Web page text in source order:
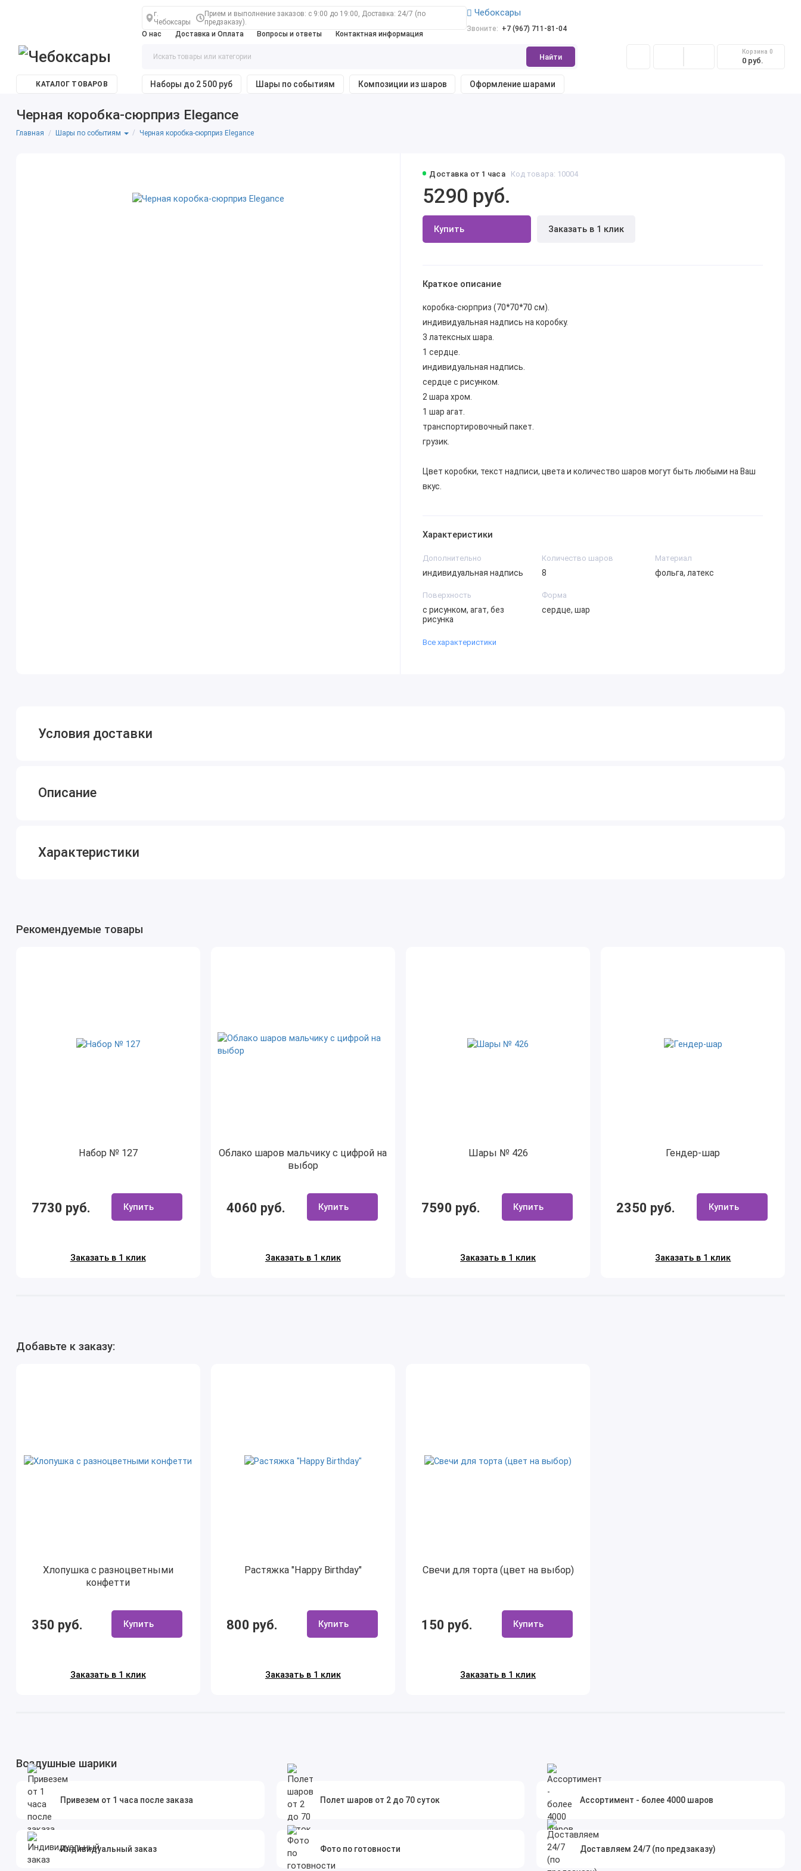
г.
Чебоксары
Прием и выполнение заказов: с 9:00 до 19:00, Доставка: 24/7 (по
предзаказу).
О нас
Доставка и Оплата Вопросы и ответы Контактная информация
Чебоксары
Звоните: +7 (967) 711-81-04
Найти
Корзина 0
0 руб.
КАТАЛОГ ТОВАРОВ Наборы до 2 500 руб Шары по событиям Композиции из шаров Оформление шарами
Черная коробка-сюрприз Elegance
Главная Шары по событиям Черная коробка-сюрприз Elegance
Доставка от 1 часа Код товара: 10004
5290 руб.
Купить Заказать в 1 клик
Краткое описание
коробка-сюрприз (70*70*70 см).
индивидуальная надпись на коробку.
3 латексных шара.
1 сердце.
индивидуальная надпись.
сердце с рисунком.
2 шара хром.
1 шар агат.
транспортировочный пакет.
грузик.
Цвет коробки, текст надписи, цвета и количество шаров могут быть любыми на Ваш
вкус.
Характеристики
Дополнительно
индивидуальная надпись
Количество шаров
8
Материал
фольга, латекс
Поверхность
с рисунком, агат, без
рисунка
Форма
сердце, шар
Все характеристики
Условия доставки
Описание
Характеристики
Рекомендуемые товары
Набор № 127
7730 руб. Купить
Заказать в 1 клик
Облако шаров мальчику с цифрой на
выбор
4060 руб. Купить
Заказать в 1 клик
Шары № 426
7590 руб. Купить
Заказать в 1 клик
Гендер-шар
2350 руб. Купить
Заказать в 1 клик
Добавьте к заказу:
Хлопушка с разноцветными
конфетти
350 руб. Купить
Заказать в 1 клик
Растяжка "Happy Birthday"
800 руб. Купить
Заказать в 1 клик
Свечи для торта (цвет на выбор)
150 руб. Купить
Заказать в 1 клик
Воздушные шарики
Привезем от 1 часа после заказа Полет шаров от 2 до 70 суток Ассортимент - более 4000 шаров
Индивидуальный заказ Фото по готовности Доставляем 24/7 (по предзаказу)